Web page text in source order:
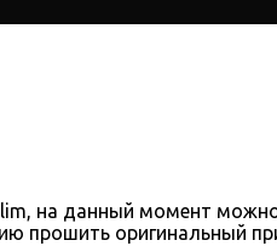
на данный момент
прошить оригинальный